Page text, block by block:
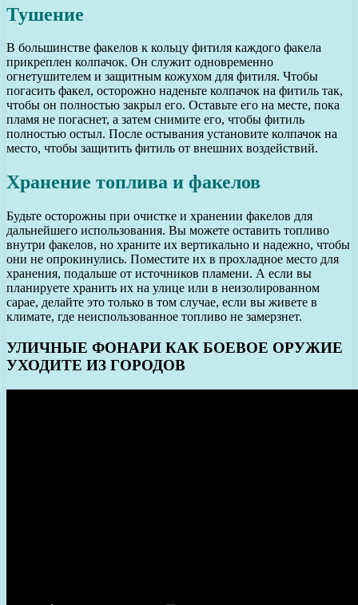
Тушение
В большинстве факелов к кольцу фитиля каждого факела
прикреплен колпачок. Он служит одновременно
огнетушителем и защитным кожухом для фитиля. Чтобы
погасить факел, осторожно наденьте колпачок на фитиль так,
чтобы он полностью закрыл его. Оставьте его на месте, пока
пламя не погаснет, а затем снимите его, чтобы фитиль
полностью остыл. После остывания установите колпачок на
место, чтобы защитить фитиль от внешних воздействий.
Хранение топлива и факелов
Будьте осторожны при очистке и хранении факелов для
дальнейшего использования. Вы можете оставить топливо
внутри факелов, но храните их вертикально и надежно, чтобы
они не опрокинулись. Поместите их в прохладное место для
хранения, подальше от источников пламени. А если вы
планируете хранить их на улице или в неизолированном
сарае, делайте это только в том случае, если вы живете в
климате, где неиспользованное топливо не замерзнет.
УЛИЧНЫЕ ФОНАРИ КАК БОЕВОЕ ОРУЖИЕ
УХОДИТЕ ИЗ ГОРОДОВ